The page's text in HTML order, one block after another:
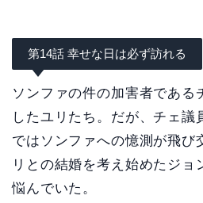
第14話 幸せな日は必ず訪れる
ソンファの件の加害者である
したユリたち。だが、チェ議
ではソンファへの憶測が飛び
リとの結婚を考え始めたジョ
悩んでいた。